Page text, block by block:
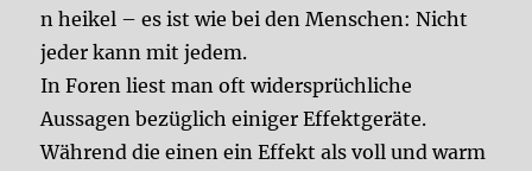
n heikel – es ist wie bei den Menschen: Nicht
jeder kann mit jedem.
In Foren liest man oft widersprüchliche
Aussagen bezüglich einiger Effektgeräte.
Während die einen ein Effekt als voll und warm